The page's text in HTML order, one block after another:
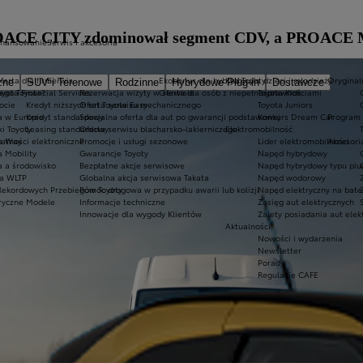
SUV i Terenowe Rodzinne Hybrydowe Plug-in
Dostawcze
Ekobonus dla hybryd Toyoty
Oferta dla osób z niepełnosprawnościami
Toyota?
w Europie
Toyoty
Way
Mobility
a środowisko
WLTP
Przebiegów Toyoty
Modele
Kluby dla dzieci i młodzieży
Toyota Kids
Toyota Juniors
Konkurs Dream Car
Elektromobilność
Lider elektromobilności
Napęd hybrydowy
Napęd hybrydowy typu
Napęd wodorowy
Napęd elektryczny na
Zasięg aut elektrycznych
Zalety posiadania aut
Aktualności
Nowości i wydarzenia
Newsletter
Porady
Regulacje CAFE
dla firm
Financial Services
Kredyt niższych rat Toyota Easy
Kredyt standardowy
Leasing standardowy
elektroniczne
Serwis i akcesoria
Serwis
Rezerwacja wizyty w serwisie
Oferta serwisu mechanicznego
Specjalna oferta dla aut po gwarancji podstawowej
Oferta serwisu blacharsko-lakierniczego
Promocje i usługi sezonowe
Gwarancje Toyoty
Bezpłatne akcje serwisowe
Globalna akcja serwisowa Takata
Pomoc drogowa w przypadku awarii lub kolizji
Informacje techniczne
Innowacje dla wygody Klientów
Program
CITY zdominował segment CDV, a